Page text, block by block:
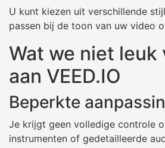
U kunt kiezen uit verschillende
passen bij de toon van uw video
Wat we niet leuk
aan VEED.IO
Beperkte
Je krijgt geen volledige controle
instrumenten of gedetailleerde